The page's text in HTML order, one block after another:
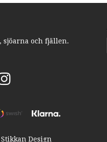
sjöarna och fjällen.
Design